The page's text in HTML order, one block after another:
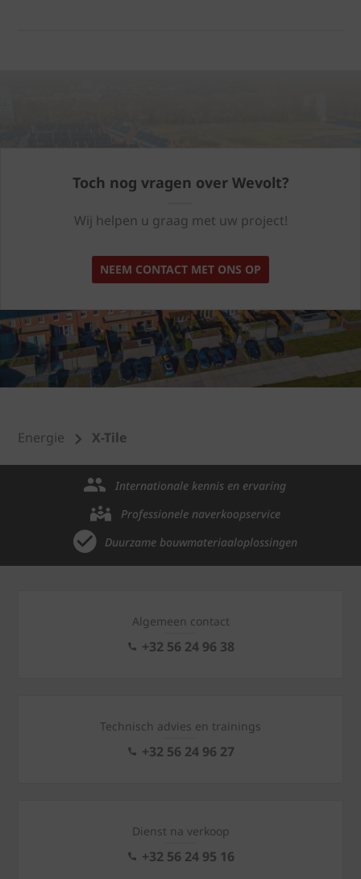
Toch nog vragen over Wevolt?
Wij helpen u graag met uw project!
NEEM CONTACT MET ONS OP
Energie X-Tile
Internationale kennis en ervaring
Professionele naverkoopservice
Duurzame bouwmateriaaloplossingen
Algemeen contact
+32 56 24 96 38
Technisch advies en trainings
+32 56 24 96 27
Dienst na verkoop
+32 56 24 95 16